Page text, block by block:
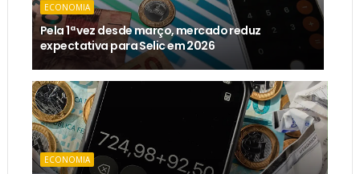
ECONOMIA
Pela 1ª vez desde março, mercado reduz
expectativa para Selic em 2026
ECONOMIA